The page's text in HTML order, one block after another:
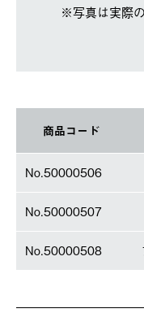
※写真は実際の
商品コード
No.50000506
No.50000507
No.50000508